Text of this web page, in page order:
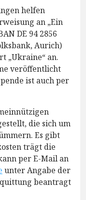
helfen
an „Ein
DE 94 2856
Aurich)
„Ukraine“ an.
veröffentlicht
ist auch per
die sich um
Es gibt
trägt die
per E-Mail an
unter Angabe der
beantragt